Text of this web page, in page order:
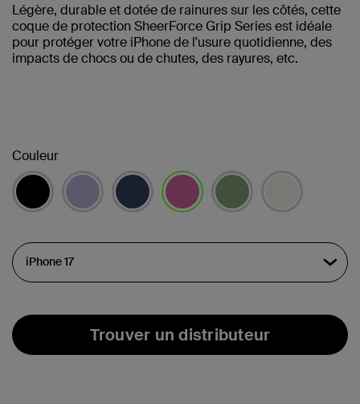
Légère, durable et dotée de rainures sur les côtés, cette
coque de protection SheerForce Grip Series est idéale
pour protéger votre iPhone de l'usure quotidienne, des
impacts de chocs ou de chutes, des rayures, etc.
Couleur
Trouver un distributeur